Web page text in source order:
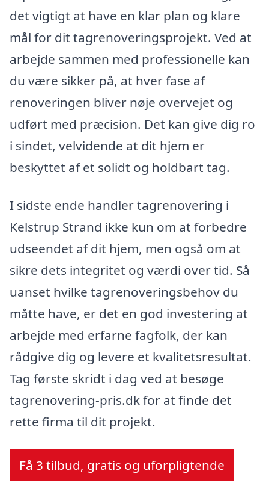
det vigtigt at have en klar plan og klare
mål for dit tagrenoveringsprojekt. Ved at
arbejde sammen med professionelle kan
du være sikker på, at hver fase af
renoveringen bliver nøje overvejet og
udført med præcision. Det kan give dig ro
i sindet, velvidende at dit hjem er
beskyttet af et solidt og holdbart tag.
I sidste ende handler tagrenovering i
Kelstrup Strand ikke kun om at forbedre
udseendet af dit hjem, men også om at
sikre dets integritet og værdi over tid. Så
uanset hvilke tagrenoveringsbehov du
måtte have, er det en god investering at
arbejde med erfarne fagfolk, der kan
rådgive dig og levere et kvalitetsresultat.
Tag første skridt i dag ved at besøge
tagrenovering-pris.dk for at finde det
rette firma til dit projekt.
Få 3 tilbud, gratis og uforpligtende